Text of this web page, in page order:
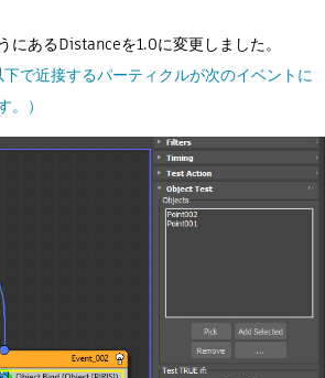
にあるDistanceを1.0に変更しました。
下で近接するパーティクルが次のイベントに
）